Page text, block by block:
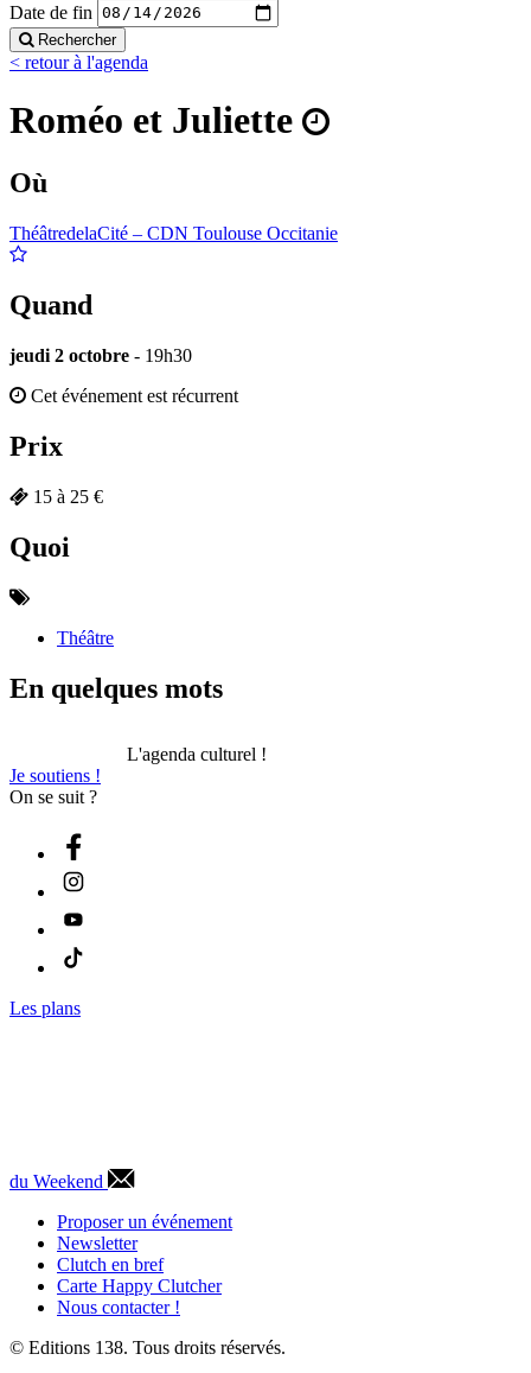
Date de fin
Rechercher
< retour à l'agenda
Roméo et Juliette
Où
ThéâtredelaCité – CDN Toulouse Occitanie
Quand
jeudi 2 octobre - 19h30
Cet événement est récurrent
Prix
15 à 25 €
Quoi
Théâtre
En quelques mots
L'agenda culturel !
Je soutiens !
On se suit ?
Les plans
du Weekend
Proposer un événement
Newsletter
Clutch en bref
Carte Happy Clutcher
Nous contacter !
© Editions 138. Tous droits réservés.